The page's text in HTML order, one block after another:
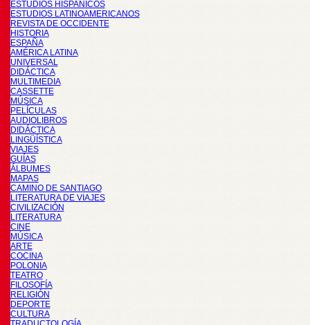
ESTUDIOS HISPANICOS
ESTUDIOS LATINOAMERICANOS
REVISTA DE OCCIDENTE
HISTORIA
ESPAÑA
AMÉRICA LATINA
UNIVERSAL
DIDÁCTICA
MULTIMEDIA
CASSETTE
MÚSICA
PELÍCULAS
AUDIOLIBROS
DIDÁCTICA
LINGÜÍSTICA
VIAJES
GUÍAS
ÁLBUMES
MAPAS
CAMINO DE SANTIAGO
LITERATURA DE VIAJES
CIVILIZACIÓN
LITERATURA
CINE
MÚSICA
ARTE
COCINA
POLONIA
TEATRO
FILOSOFÍA
RELIGIÓN
DEPORTE
CULTURA